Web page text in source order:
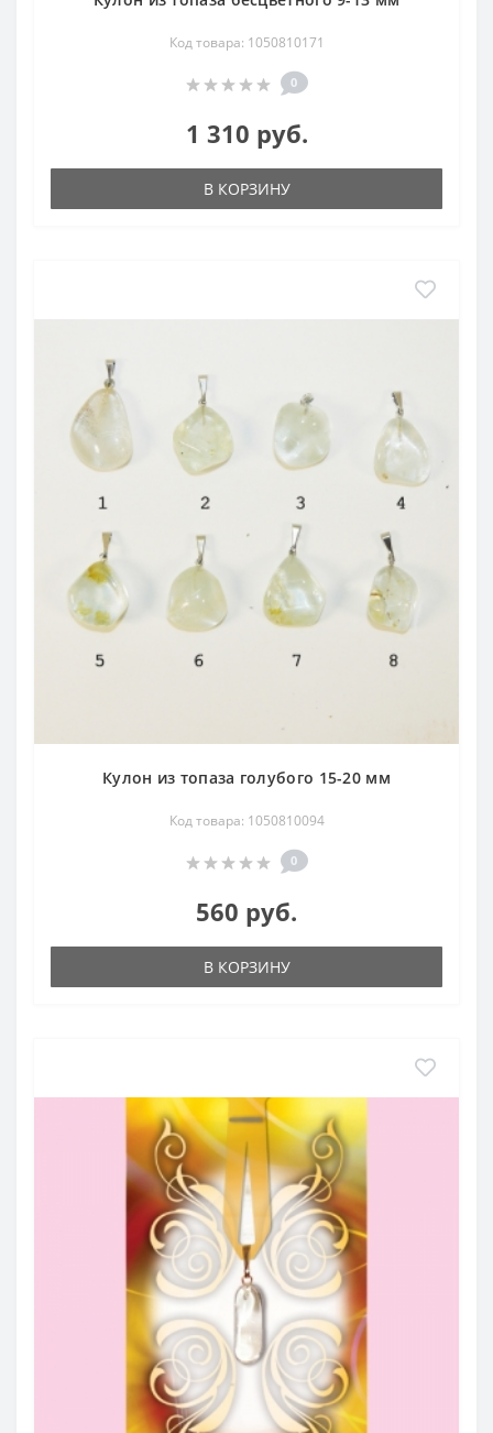
Код товара: 1050810171
0
1 310 руб.
В КОРЗИНУ
Кулон из топаза голубого 15-20 мм
Код товара: 1050810094
0
560 руб.
В КОРЗИНУ